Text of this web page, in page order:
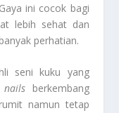
ini cocok bagi
lebih sehat dan
perhatian.
seni kuku yang
nailsberkembang
namun tetap